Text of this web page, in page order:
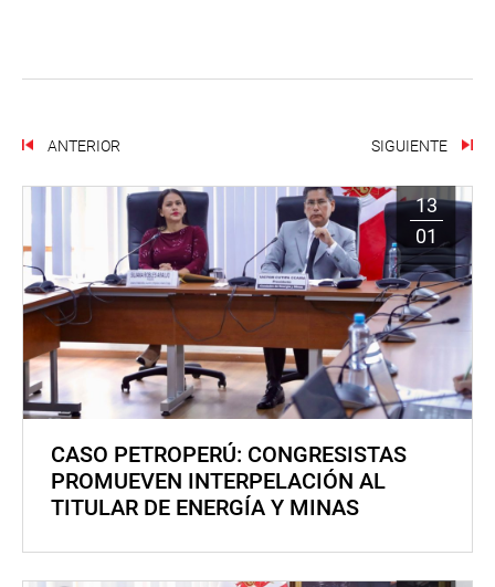
ANTERIOR SIGUIENTE
13
01
CASO PETROPERÚ: CONGRESISTAS
PROMUEVEN INTERPELACIÓN AL
TITULAR DE ENERGÍA Y MINAS